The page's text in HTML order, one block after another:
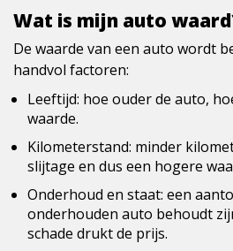
Wat is mijn auto
De waarde van een auto wordt
handvol factoren:
Leeftijd: hoe ouder de auto,
waarde.
Kilometerstand: minder
slijtage en dus een hogere
Onderhoud en staat: een
onderhouden auto behoudt
schade drukt de prijs.